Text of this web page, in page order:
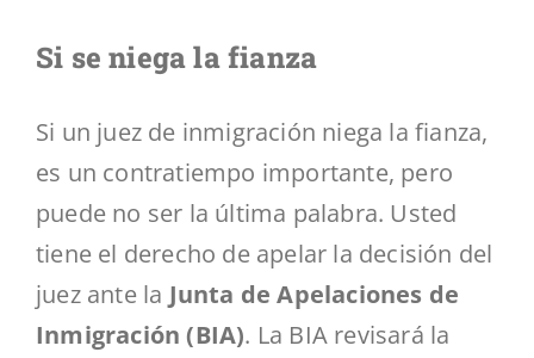
Si se niega la fianza
Si un juez de inmigración niega la fianza,
es un contratiempo importante, pero
puede no ser la última palabra. Usted
tiene el derecho de apelar la decisión del
juez ante la Junta de Apelaciones de
Inmigración (BIA). La BIA revisará la